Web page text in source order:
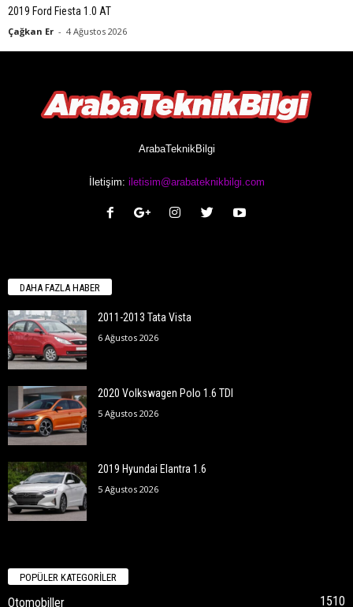
2019 Ford Fiesta 1.0 AT
Çağkan Er - 4 Ağustos 2026
ArabaTeknikBilgi
İletişim: iletisim@arabateknikbilgi.com
DAHA FAZLA HABER
2011-2013 Tata Vista
6 Ağustos 2026
2020 Volkswagen Polo 1.6 TDI
5 Ağustos 2026
2019 Hyundai Elantra 1.6
5 Ağustos 2026
POPÜLER KATEGORİLER
Otomobiller 1510